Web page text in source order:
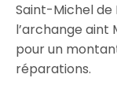
Saint-Michel de
l’archange
pour un
réparations.